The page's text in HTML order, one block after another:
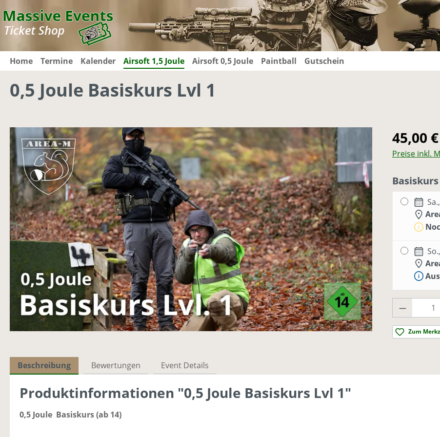
Hauptinhalt springen
Zur Suche springen
Zur Hauptnavigation springen
Home Termine Kalender Airsoft 1,5 Joule Airsoft 0,5 Joule Paintball Gutschein
0,5 Joule Basiskurs Lvl 1
Bildergalerie überspringen Regulärer
45,00 €
Preise inkl.
Basiskurs
Zum
Beschreibung Bewertungen Event Details
Produktinformationen "0,5 Joule Basiskurs Lvl 1"
0,5 Joule Basiskurs (ab 14)